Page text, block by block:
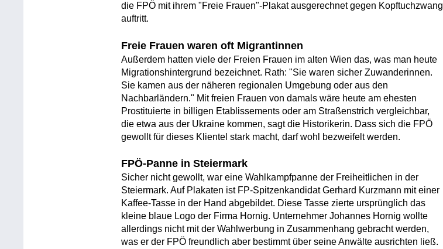
die FPÖ mit ihrem "Freie Frauen"-Plakat ausgerechnet gegen Kopftuchzwang
auftritt.
Freie Frauen waren oft Migrantinnen
Außerdem hatten viele der Freien Frauen im alten Wien das, was man heute
Migrationshintergrund bezeichnet. Rath: "Sie waren sicher Zuwanderinnen.
Sie kamen aus der näheren regionalen Umgebung oder aus den
Nachbarländern." Mit freien Frauen von damals wäre heute am ehesten
Prostituierte in billigen Etablissements oder am Straßenstrich vergleichbar,
die etwa aus der Ukraine kommen, sagt die Historikerin. Dass sich die FPÖ
gewollt für dieses Klientel stark macht, darf wohl bezweifelt werden.
FPÖ-Panne in Steiermark
Sicher nicht gewollt, war eine Wahlkampfpanne der Freiheitlichen in der
Steiermark. Auf Plakaten ist FP-Spitzenkandidat Gerhard Kurzmann mit einer
Kaffee-Tasse in der Hand abgebildet. Diese Tasse zierte ursprünglich das
kleine blaue Logo der Firma Hornig. Unternehmer Johannes Hornig wollte
allerdings nicht mit der Wahlwerbung in Zusammenhang gebracht werden,
was er der FPÖ freundlich aber bestimmt über seine Anwälte ausrichten ließ.